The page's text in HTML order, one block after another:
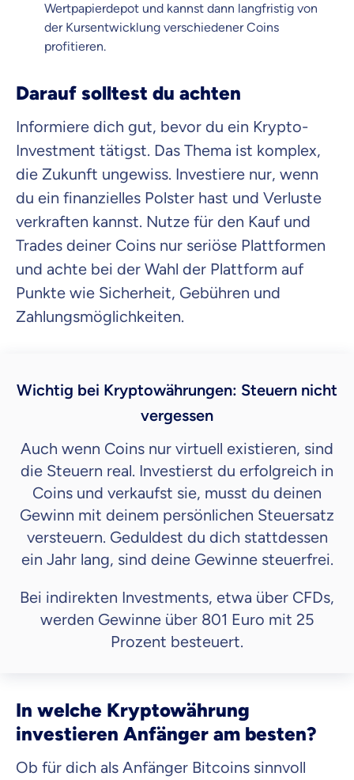
Wertpapierdepot und kannst dann langfristig von
der Kursentwicklung verschiedener Coins
profitieren.
Darauf solltest du achten
Informiere dich gut, bevor du ein Krypto-
Investment tätigst. Das Thema ist komplex,
die Zukunft ungewiss. Investiere nur, wenn
du ein finanzielles Polster hast und Verluste
verkraften kannst. Nutze für den Kauf und
Trades deiner Coins nur seriöse Plattformen
und achte bei der Wahl der Plattform auf
Punkte wie Sicherheit, Gebühren und
Zahlungsmöglichkeiten.
Wichtig bei Kryptowährungen: Steuern nicht
vergessen
Auch wenn Coins nur virtuell existieren, sind
die Steuern real. Investierst du erfolgreich in
Coins und verkaufst sie, musst du deinen
Gewinn mit deinem persönlichen Steuersatz
versteuern. Geduldest du dich stattdessen
ein Jahr lang, sind deine Gewinne steuerfrei.
Bei indirekten Investments, etwa über CFDs,
werden Gewinne über 801 Euro mit 25
Prozent besteuert.
In welche Kryptowährung
investieren Anfänger am besten?
Ob für dich als Anfänger Bitcoins sinnvoll